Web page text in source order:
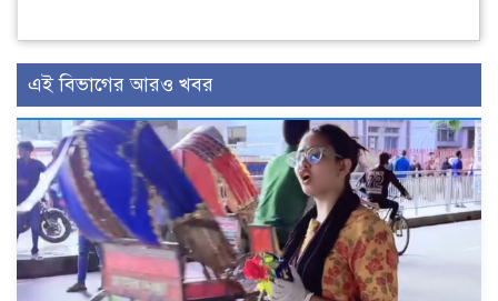
এই বিভাগের আরও খবর